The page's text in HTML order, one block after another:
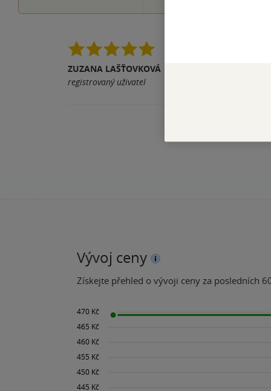
ZUZANA LAŠŤOVKOVÁ
registrovaný uživatel
Vývoj ceny
Získejte přehled o vývoji ceny za posledních